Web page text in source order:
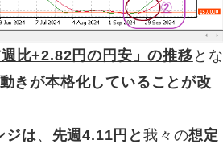
比+2.82円の円安」の推移 とな
きが本格化していることが改
ジは 、 先週4.11円と我々の想定